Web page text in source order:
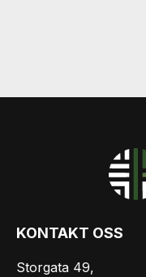
KONTAKT OSS
Storgata 49,